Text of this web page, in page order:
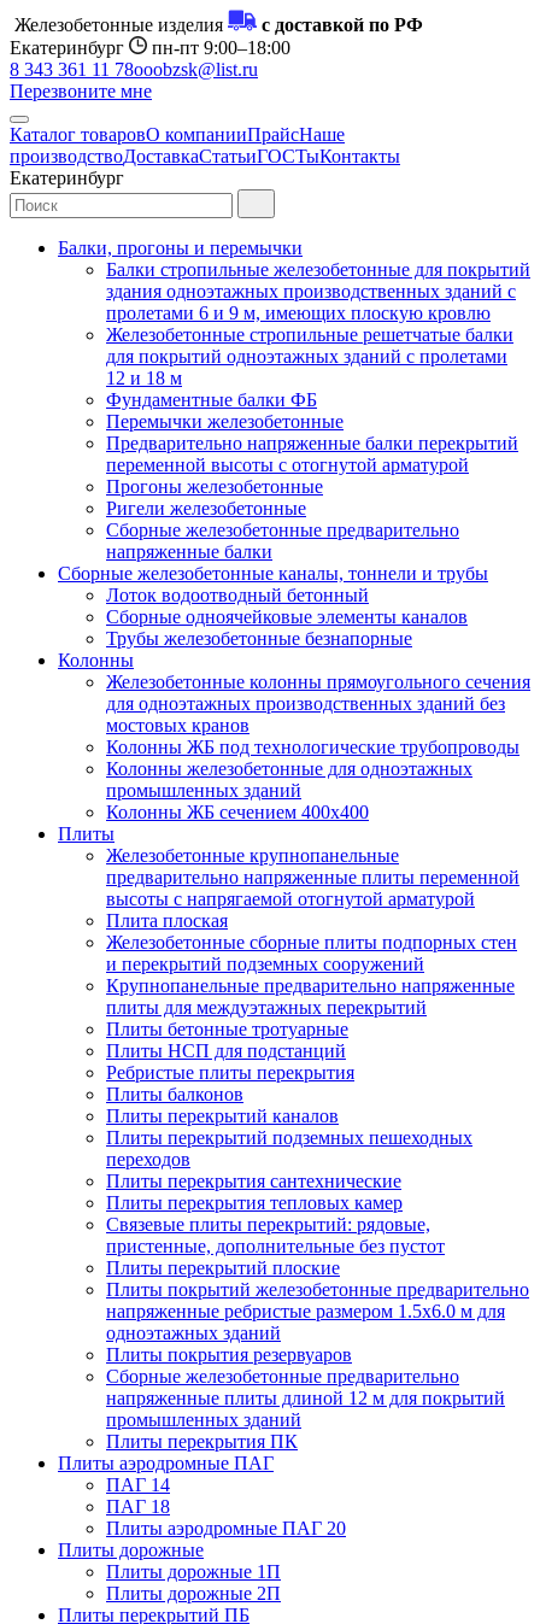
Железобетонные изделия
с доставкой по РФ
Екатеринбург
пн-пт 9:00–18:00
8 343 361 11 78ooobzsk@list.ru
Перезвоните мне
Каталог товаровО компанииПрайсНаше
производствоДоставкаСтатьиГОСТыКонтакты
Екатеринбург
Балки, прогоны и перемычки
Балки стропильные железобетонные для покрытий
здания одноэтажных производственных зданий с
пролетами 6 и 9 м, имеющих плоскую кровлю
Железобетонные стропильные решетчатые балки
для покрытий одноэтажных зданий с пролетами
12 и 18 м
Фундаментные балки ФБ
Перемычки железобетонные
Предварительно напряженные балки перекрытий
переменной высоты с отогнутой арматурой
Прогоны железобетонные
Ригели железобетонные
Сборные железобетонные предварительно
напряженные балки
Сборные железобетонные каналы, тоннели и трубы
Лоток водоотводный бетонный
Сборные одноячейковые элементы каналов
Трубы железобетонные безнапорные
Колонны
Железобетонные колонны прямоугольного сечения
для одноэтажных производственных зданий без
мостовых кранов
Колонны ЖБ под технологические трубопроводы
Колонны железобетонные для одноэтажных
промышленных зданий
Колонны ЖБ сечением 400х400
Плиты
Железобетонные крупнопанельные
предварительно напряженные плиты переменной
высоты с напрягаемой отогнутой арматурой
Плита плоская
Железобетонные сборные плиты подпорных стен
и перекрытий подземных сооружений
Крупнопанельные предварительно напряженные
плиты для междуэтажных перекрытий
Плиты бетонные тротуарные
Плиты НСП для подстанций
Ребристые плиты перекрытия
Плиты балконов
Плиты перекрытий каналов
Плиты перекрытий подземных пешеходных
переходов
Плиты перекрытия сантехнические
Плиты перекрытия тепловых камер
Связевые плиты перекрытий: рядовые,
пристенные, дополнительные без пустот
Плиты перекрытий плоские
Плиты покрытий железобетонные предварительно
напряженные ребристые размером 1.5х6.0 м для
одноэтажных зданий
Плиты покрытия резервуаров
Сборные железобетонные предварительно
напряженные плиты длиной 12 м для покрытий
промышленных зданий
Плиты перекрытия ПК
Плиты аэродромные ПАГ
ПАГ 14
ПАГ 18
Плиты аэродромные ПАГ 20
Плиты дорожные
Плиты дорожные 1П
Плиты дорожные 2П
Плиты перекрытий ПБ